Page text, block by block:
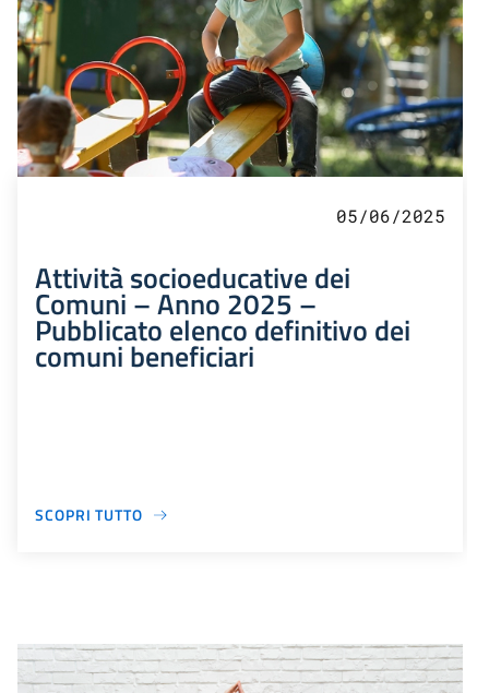
05/06/2025
Attività socioeducative dei
Comuni – Anno 2025 –
Pubblicato elenco definitivo dei
comuni beneficiari
SCOPRI TUTTO